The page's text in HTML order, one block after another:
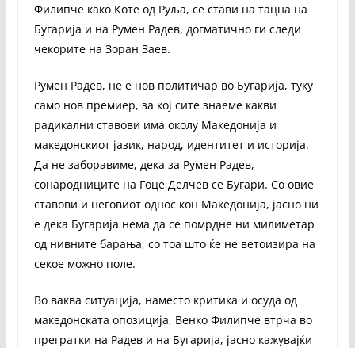
Филипче како Коте од Руља, се стави на тацна на
Бугарија и на Румен Радев, догматично ги следи
чекорите на Зоран Заев.
Румен Радев, не е нов политичар во Бугарија, туку
само нов премиер, за кој сите знаеме какви
радикални ставови има околу Македонија и
македонскиот јазик, народ, идентитет и историја.
Да не заборавиме, дека за Румен Радев,
сонародниците на Гоце Делчев се Бугари. Со овие
ставови и неговиот однос кон Македонија, јасно ни
е дека Бугарија нема да се помрдне ни милиметар
од нивните барања, со тоа што ќе не ветоизира на
секое можно поле.
Во ваква ситуација, наместо критика и осуда од
македонската опозиција, Венко Филипче втрча во
прегратки на Радев и на Бугарија, јасно кажувајќи